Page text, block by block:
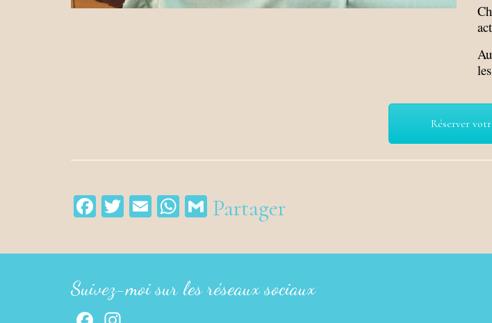
Réserver
Facebook
Twitter
EmailWhatsApp
Gmail
Partager
Suivez-moi sur les réseaux sociaux